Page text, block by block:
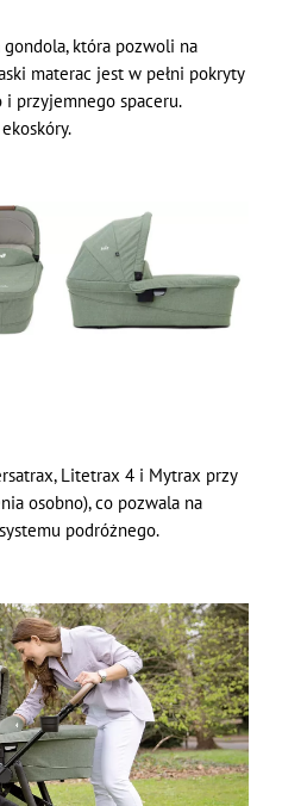
która pozwoli na
materac jest w pełni pokryty
i przyjemnego spaceru.
Litetrax 4 i Mytrax przy
osobno), co pozwala na
podróżnego.